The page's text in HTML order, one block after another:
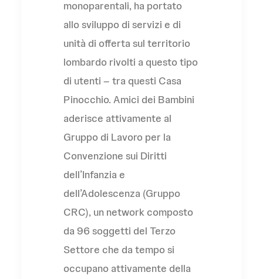
monoparentali, ha portato
allo sviluppo di servizi e di
unità di offerta sul territorio
lombardo rivolti a questo tipo
di utenti – tra questi Casa
Pinocchio. Amici dei Bambini
aderisce attivamente al
Gruppo di Lavoro per la
Convenzione sui Diritti
dell’Infanzia e
dell’Adolescenza (Gruppo
CRC), un network composto
da 96 soggetti del Terzo
Settore che da tempo si
occupano attivamente della